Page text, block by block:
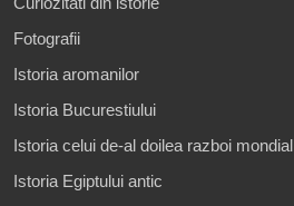
Fotografii
Istoria aromanilor
Istoria Bucurestiului
Istoria celui de-al doilea razboi mondial
Istoria Egiptului antic